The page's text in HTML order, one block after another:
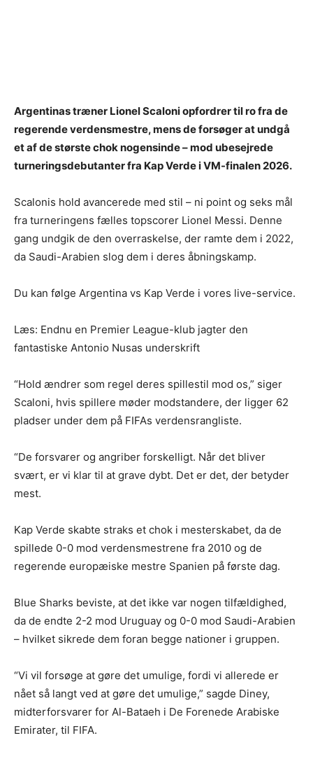
Argentinas træner Lionel Scaloni opfordrer til ro fra de
regerende verdensmestre, mens de forsøger at undgå
et af de største chok nogensinde – mod ubesejrede
turneringsdebutanter fra Kap Verde i VM-finalen 2026.
Scalonis hold avancerede med stil – ni point og seks mål
fra turneringens fælles topscorer Lionel Messi. Denne
gang undgik de den overraskelse, der ramte dem i 2022,
da Saudi-Arabien slog dem i deres åbningskamp.
Du kan følge Argentina vs Kap Verde i vores live-service.
Læs: Endnu en Premier League-klub jagter den
fantastiske Antonio Nusas underskrift
“Hold ændrer som regel deres spillestil mod os,” siger
Scaloni, hvis spillere møder modstandere, der ligger 62
pladser under dem på FIFAs verdensrangliste.
“De forsvarer og angriber forskelligt. Når det bliver
svært, er vi klar til at grave dybt. Det er det, der betyder
mest.
Kap Verde skabte straks et chok i mesterskabet, da de
spillede 0-0 mod verdensmestrene fra 2010 og de
regerende europæiske mestre Spanien på første dag.
Blue Sharks beviste, at det ikke var nogen tilfældighed,
da de endte 2-2 mod Uruguay og 0-0 mod Saudi-Arabien
– hvilket sikrede dem foran begge nationer i gruppen.
“Vi vil forsøge at gøre det umulige, fordi vi allerede er
nået så langt ved at gøre det umulige,” sagde Diney,
midterforsvarer for Al-Bataeh i De Forenede Arabiske
Emirater, til FIFA.